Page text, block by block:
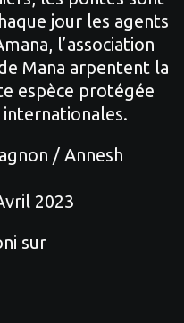
jour les agents
l’association
Mana arpentent la
espèce protégée
/ Annesh
2023
sur